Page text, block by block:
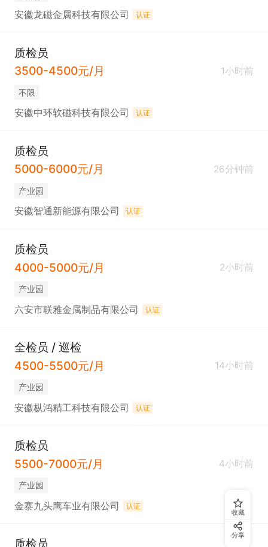
安徽龙磁金属科技有限公司 认证
质检员
3500-4500元/月
1小时前
不限
安徽中环软磁科技有限公司 认证
质检员
5000-6000元/月
26分钟前
产业园
安徽智通新能源有限公司 认证
质检员
4000-5000元/月
2小时前
产业园
六安市联雅金属制品有限公司 认证
全检员 / 巡检
4500-5500元/月
14小时前
产业园
安徽枞鸿精工科技有限公司 认证
质检员
5500-7000元/月
4小时前
产业园
金寨九头鹰车业有限公司 认证
质检员
收藏
分享